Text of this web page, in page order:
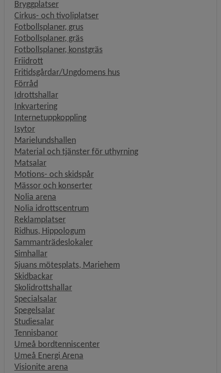
Bryggplatser
Cirkus- och tivoliplatser
Fotbollsplaner, grus
Fotbollsplaner, gräs
Fotbollsplaner, konstgräs
Friidrott
Fritidsgårdar/Ungdomens hus
Förråd
Idrottshallar
Inkvartering
Internetuppkoppling
Isytor
Marielundshallen
Material och tjänster för uthyrning
Matsalar
Motions- och skidspår
Mässor och konserter
Nolia arena
Nolia idrottscentrum
Reklamplatser
Ridhus, Hippologum
Sammanträdeslokaler
Simhallar
Sjuans mötesplats, Mariehem
Skidbackar
Skolidrottshallar
Specialsalar
Spegelsalar
Studiesalar
Tennisbanor
Umeå bordtenniscenter
Umeå Energi Arena
Visionite arena